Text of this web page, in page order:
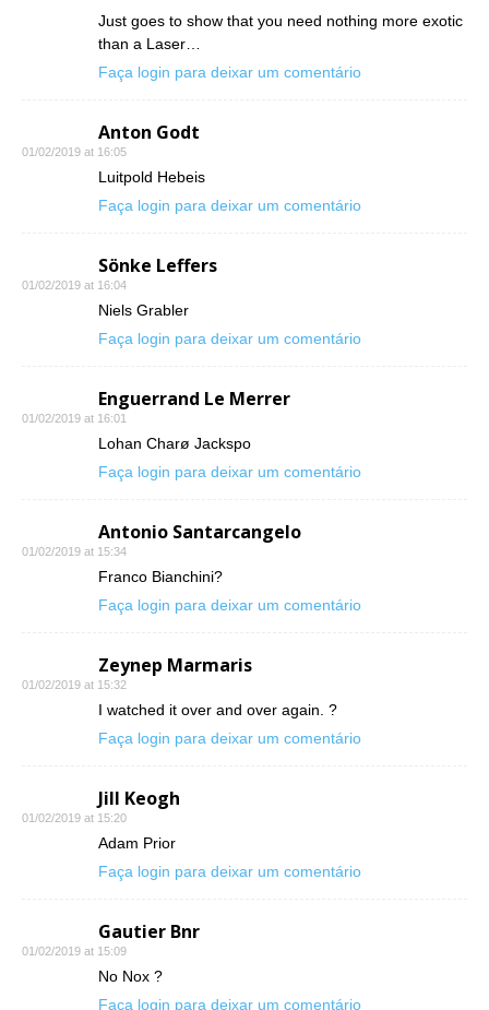
Just goes to show that you need nothing more exotic
than a Laser…
Faça login para deixar um comentário
Anton Godt
01/02/2019 at 16:05
Luitpold Hebeis
Faça login para deixar um comentário
Sönke Leffers
01/02/2019 at 16:04
Niels Grabler
Faça login para deixar um comentário
Enguerrand Le Merrer
01/02/2019 at 16:01
Lohan Charø Jackspo
Faça login para deixar um comentário
Antonio Santarcangelo
01/02/2019 at 15:34
Franco Bianchini?
Faça login para deixar um comentário
Zeynep Marmaris
01/02/2019 at 15:32
I watched it over and over again. ?
Faça login para deixar um comentário
Jill Keogh
01/02/2019 at 15:20
Adam Prior
Faça login para deixar um comentário
Gautier Bnr
01/02/2019 at 15:09
No Nox ?
Faça login para deixar um comentário